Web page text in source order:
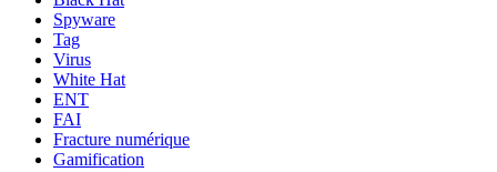
Spyware
Tag
Virus
White Hat
ENT
FAI
Fracture numérique
Gamification